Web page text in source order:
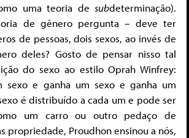
uma teoria de subdeterminação).
de gênero pergunta – deve ter
de pessoas, dois sexos, ao invés de
deles? Gosto de pensar nisso tal
do sexo ao estilo Oprah Winfrey:
sexo e ganha um sexo e ganha um
é distribuído a cada um e pode ser
um carro ou outro pedaço de
propriedade, Proudhon ensinou a nós,